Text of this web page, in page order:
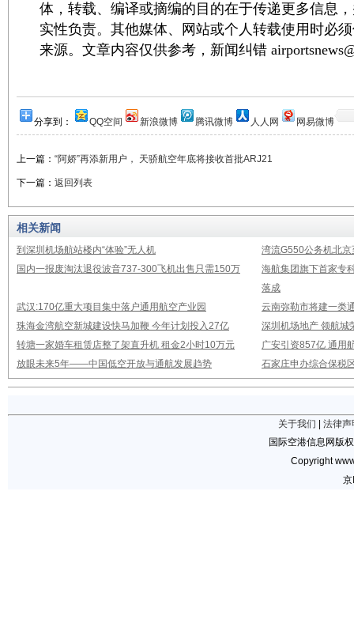
体，转载、编译或摘编的目的在于传递更多信息
实性负责。其他媒体、网站或个人转载使用时必
来源。文章内容仅供参考，新闻纠错
分享到： QQ空间 新浪微博 腾讯微博 人人网 网易微博
上一篇： “阿娇”再添新用户， 天骄航空年底将接收首批ARJ21
下一篇： 返回列表
相关新闻
到深圳机场航站楼内“体验”无人机
湾流G550公务机北
国内一报废淘汰退役波音737-300飞机出售只需150万
海航集团旗下首家专
落成
武汉:170亿重大项目集中落户通用航空产业园
云南弥勒市将建一类
珠海金湾航空新城建设快马加鞭 今年计划投入27亿
深圳机场地产 领航城
转塘一家婚车租赁店整了架直升机 租金2小时10万元
广安引资857亿 通用
放眼未来5年——中国低空开放与通航发展趋势
石家庄申办综合保税
关于我们
法律声
国际空港信息网版
Copyright